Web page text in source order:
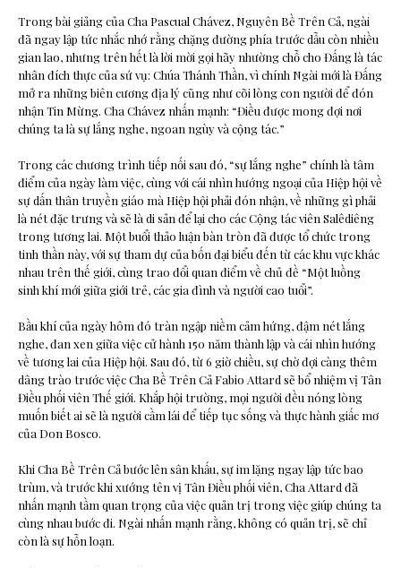
Trong bài giảng của Cha Pascual Chávez, Nguyên Bề Trên Cả, ngài
đã ngay lập tức nhắc nhớ rằng chặng đường phía trước dẫu còn nhiều
gian lao, nhưng trên hết là lời mời gọi hãy nhường chỗ cho Đấng là tác
nhân đích thực của sứ vụ: Chúa Thánh Thần, vì chính Ngài mới là Đấng
mở ra những biên cương địa lý cũng như cõi lòng con người để đón
nhận Tin Mừng. Cha Chávez nhấn mạnh: “Điều được mong đợi nơi
chúng ta là sự lắng nghe, ngoan ngùy và cộng tác.”
Trong các chương trình tiếp nối sau đó, “sự lắng nghe” chính là tâm
điểm của ngày làm việc, cùng với cái nhìn hướng ngoại của Hiệp hội về
sự dấn thân truyền giáo mà Hiệp hội phải đón nhận, về những gì phải
là nét đặc trưng và sẽ là di sản để lại cho các Cộng tác viên Salêdiêng
trong tương lai. Một buổi thảo luận bàn tròn đã được tổ chức trong
tinh thần này, với sự tham dự của bốn đại biểu đến từ các khu vực khác
nhau trên thế giới, cùng trao đổi quan điểm về chủ đề “Một luồng
sinh khí mới giữa giới trẻ, các gia đình và người cao tuổi”.
Bầu khí của ngày hôm đó tràn ngập niềm cảm hứng, đậm nét lắng
nghe, đan xen giữa việc cử hành 150 năm thành lập và cái nhìn hướng
về tương lai của Hiệp hội. Sau đó, từ 6 giờ chiều, sự chờ đợi càng thêm
dâng trào trước việc Cha Bề Trên Cả Fabio Attard sẽ bổ nhiệm vị Tân
Điều phối viên Thế giới. Khắp hội trường, mọi người đều nóng lòng
muốn biết ai sẽ là người cầm lái để tiếp tục sống và thực hành giấc mơ
của Don Bosco.
Khi Cha Bề Trên Cả bước lên sân khấu, sự im lặng ngay lập tức bao
trùm, và trước khi xướng tên vị Tân Điều phối viên, Cha Attard đã
nhấn mạnh tầm quan trọng của việc quản trị trong việc giúp chúng ta
cùng nhau bước đi. Ngài nhấn mạnh rằng, không có quản trị, sẽ chỉ
còn là sự hỗn loạn.